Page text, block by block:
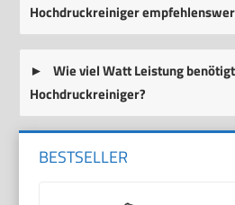
Hochdruckreiniger
Wie viel Watt Leistung
Hochdruckreiniger?
BESTSELLER